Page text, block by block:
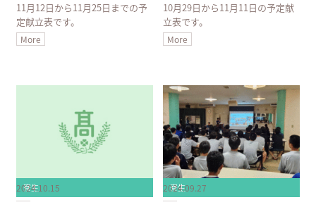
11月12日から11月25日までの予
定献立表です。
More
10月29日から11月11日の予定献
立表です。
More
寮生
2024.10.15 寮生
2024.09.27